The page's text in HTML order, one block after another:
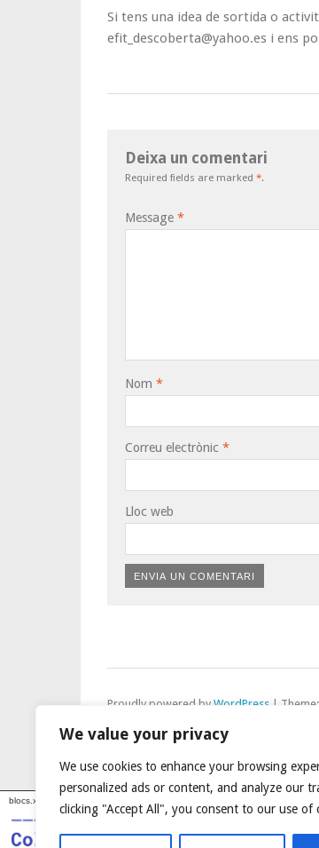
We value your privacy
We use cookies to enhance your browsing
personalized ads or content, and analyze our
clicking "Accept All", you consent to our use of
Si tens una idea de sortida o
efit_descoberta@yahoo.es i ens
Deixa un comentari
Required fields are marked *.
Message *
Nom *
Correu electrònic *
Lloc web
Proudly powered by WordPress |
blocs.xarxanet.org és un projecte de: